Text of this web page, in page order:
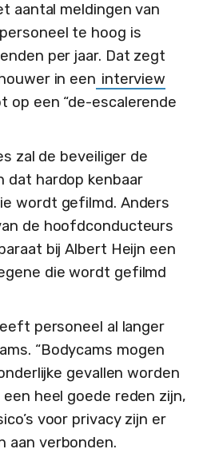
aantal meldingen van
te hoog is
per jaar. Dat zegt
in een interview
op een “de-escalerende
zal de beveiliger de
dat hardop kenbaar
wordt gefilmd. Anders
de hoofdconducteurs
bij Albert Heijn een
die wordt gefilmd
personeel al langer
“Bodycams mogen
gevallen worden
heel goede reden zijn,
voor privacy zijn er
aan verbonden.